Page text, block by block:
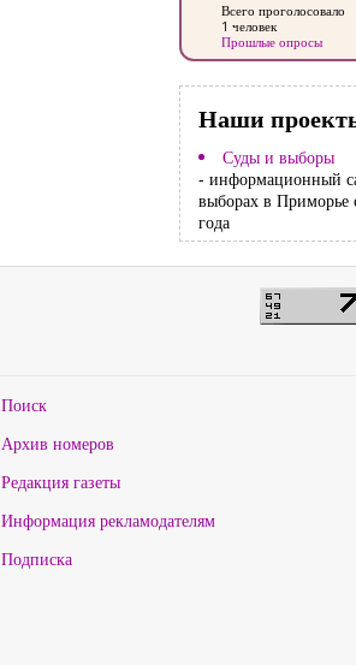
Всего проголосовало
1 человек
Прошлые опросы
Наши
Суды и выборы
- информационный
выборах в Приморье
года
Поиск
Архив номеров
Редакция газеты
Информация рекламодателям
Подписка